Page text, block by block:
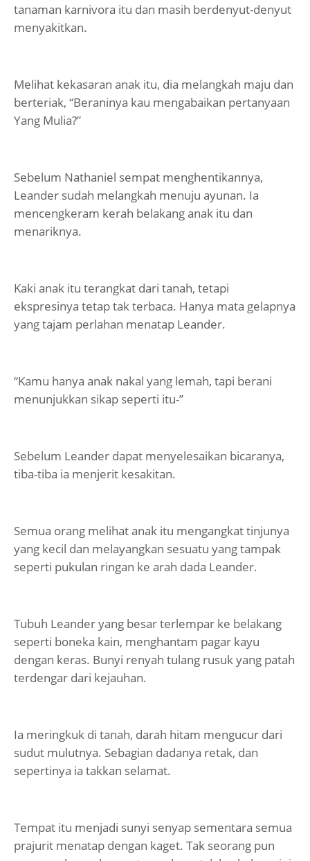
tanaman karnivora itu dan masih berdenyut-denyut
menyakitkan.
Melihat kekasaran anak itu, dia melangkah maju dan
berteriak, “Beraninya kau mengabaikan pertanyaan
Yang Mulia?”
Sebelum Nathaniel sempat menghentikannya,
Leander sudah melangkah menuju ayunan. Ia
mencengkeram kerah belakang anak itu dan
menariknya.
Kaki anak itu terangkat dari tanah, tetapi
ekspresinya tetap tak terbaca. Hanya mata gelapnya
yang tajam perlahan menatap Leander.
“Kamu hanya anak nakal yang lemah, tapi berani
menunjukkan sikap seperti itu-”
Sebelum Leander dapat menyelesaikan bicaranya,
tiba-tiba ia menjerit kesakitan.
Semua orang melihat anak itu mengangkat tinjunya
yang kecil dan melayangkan sesuatu yang tampak
seperti pukulan ringan ke arah dada Leander.
Tubuh Leander yang besar terlempar ke belakang
seperti boneka kain, menghantam pagar kayu
dengan keras. Bunyi renyah tulang rusuk yang patah
terdengar dari kejauhan.
Ia meringkuk di tanah, darah hitam mengucur dari
sudut mulutnya. Sebagian dadanya retak, dan
sepertinya ia takkan selamat.
Tempat itu menjadi sunyi senyap sementara semua
prajurit menatap dengan kaget. Tak seorang pun